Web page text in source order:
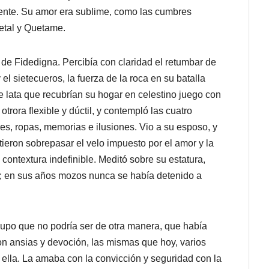
Su amor era sublime, como las cumbres
y Quetame.
Fidedigna. Percibía con claridad el retumbar de
sietecueros, la fuerza de la roca en su batalla
que recubrían su hogar en celestino juego con
flexible y dúctil, y contempló las cuatro
ropas, memorias e ilusiones. Vio a su esposo, y
sobrepasar el velo impuesto por el amor y la
indefinible. Meditó sobre su estatura,
sus años mozos nunca se había detenido a
que no podría ser de otra manera, que había
ansias y devoción, las mismas que hoy, varios
La amaba con la convicción y seguridad con la